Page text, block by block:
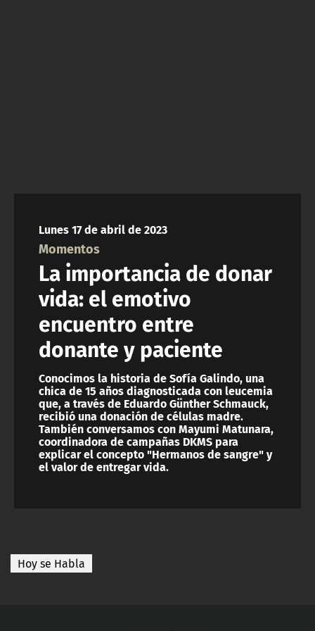
Lunes 17 de abril de 2023
Momentos
La importancia de donar
vida: el emotivo
encuentro entre
donante y paciente
Conocimos la historia de Sofía Galindo, una
chica de 15 años diagnosticada con leucemia
que, a través de Eduardo Günther Schmauck,
recibió una donación de células madre.
También conversamos con Mayumi Matunara,
coordinadora de campañas DKMS para
explicar el concepto "Hermanos de sangre" y
el valor de entregar vida.
Hoy se Habla